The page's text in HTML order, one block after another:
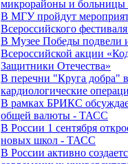
микрорайоны и
В МГУ пройдут
Всероссийского
В Музее Победы подвели
Всероссийской акции
Защитники Отечества»
В перечни "Круга добра"
кардиологические
В рамках БРИКС
общей валюты - ТАСС
В России 1 сентября
новых школ - ТАСС
В России активно